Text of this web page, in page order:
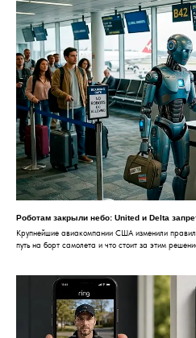
Роботам закрыли небо: United и Delta
Крупнейшие авиакомпании США изменили
путь на борт самолета и что стоит за этим